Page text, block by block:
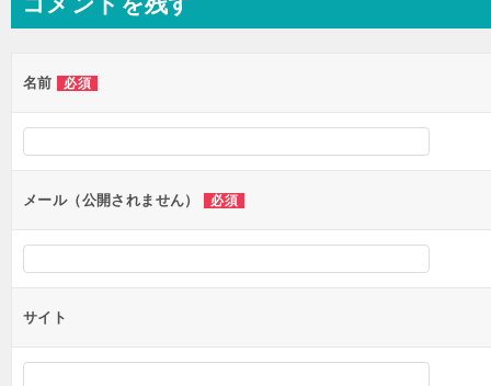
ビ
ー
ョ
ン
名前 必須
メール（公開されません） 必須
サイト